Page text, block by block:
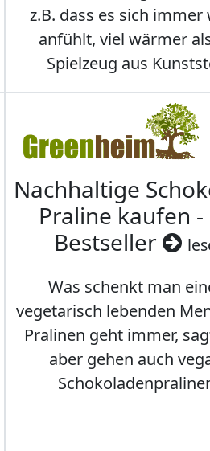
z.B. dass es sich immer
anfühlt, viel wärmer
Spielzeug aus
Nachhaltige
Praline kaufen -
Bestseller
Was schenkt man
vegetarisch lebenden
Pralinen geht immer,
aber gehen auch